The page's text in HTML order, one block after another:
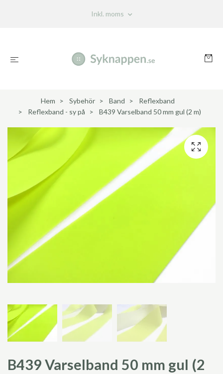
Inkl. moms
Hem Sybehör Band
Reflexband
Reflexband - sy på
B439 Varselband 50 mm gul (2 m)
B439 Varselband 50 mm gul (2